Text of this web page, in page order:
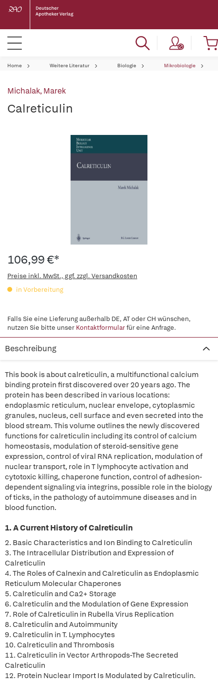
Home Weitere Literatur Biologie Mikrobiologie
Michalak, Marek
Calreticulin
106,99 €*
Preise inkl. MwSt., ggf. zzgl. Versandkosten
in Vorbereitung
Falls Sie eine Lieferung außerhalb DE, AT oder CH wünschen,
nutzen Sie bitte unser Kontaktformularfür eine Anfrage.
Beschreibung
This book is about calreticulin, a multifunctional calcium
binding protein first discovered over 20 years ago. The
protein has been described in various locations:
endoplasmic reticulum, nuclear envelope, cytoplasmic
granules, nucleus, cell surface and even secreted into the
blood stream. This volume outlines the newly discovered
functions for calreticulin including its control of calcium
homeostasis, modulation of steroid-sensitive gene
expression, control of viral RNA replication, modulation of
nuclear transport, role in T lymphocyte activation and
cytotoxic killing, chaperone function, control of adhesion-
dependent signaling via integrins, possible role in the biology
of ticks, in the pathology of autoimmune diseases and in
blood function.
1. A Current History of Calreticulin
2. Basic Characteristics and Ion Binding to Calreticulin
3. The Intracellular Distribution and Expression of
Calreticulin
4. The Roles of Calnexin and Calreticulin as Endoplasmic
Reticulum Molecular Chaperones
5. Calreticulin and Ca2+ Storage
6. Calreticulin and the Modulation of Gene Expression
7. Role of Calreticulin in Rubella Virus Replication
8. Calreticulin and Autoimmunity
9. Calreticulin in T. Lymphocytes
10. Calreticulin and Thrombosis
11. Calreticulin in Vector Arthropods-The Secreted
Calreticulin
12. Protein Nuclear Import Is Modulated by Calreticulin.